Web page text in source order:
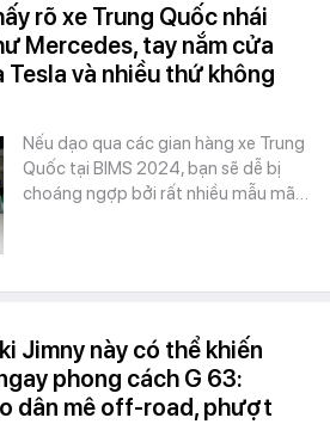
rõ xe Trung Quốc nhái
Mercedes, tay nắm cửa
và nhiều thứ không
Nếu dạo qua các gian hàng xe Trung
Quốc tại BIMS 2024, bạn sẽ dễ bị
choáng ngợp bởi rất nhiều mẫu mã…
Jimny này có thể khiến
phong cách G 63:
dân mê off-road, phượt